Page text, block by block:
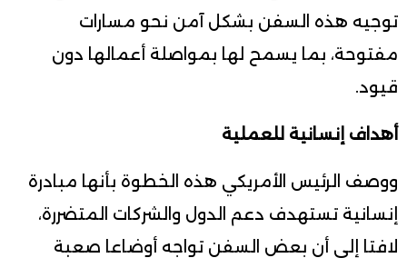
توجيه هذه السفن بشكل آمن نحو مسارات
مفتوحة، بما يسمح لها بمواصلة أعمالها دون
قيود.
أهداف إنسانية للعملية
ووصف الرئيس الأمريكي هذه الخطوة بأنها مبادرة
إنسانية تستهدف دعم الدول والشركات المتضررة،
لافتا إلى أن بعض السفن تواجه أوضاعا صعبة